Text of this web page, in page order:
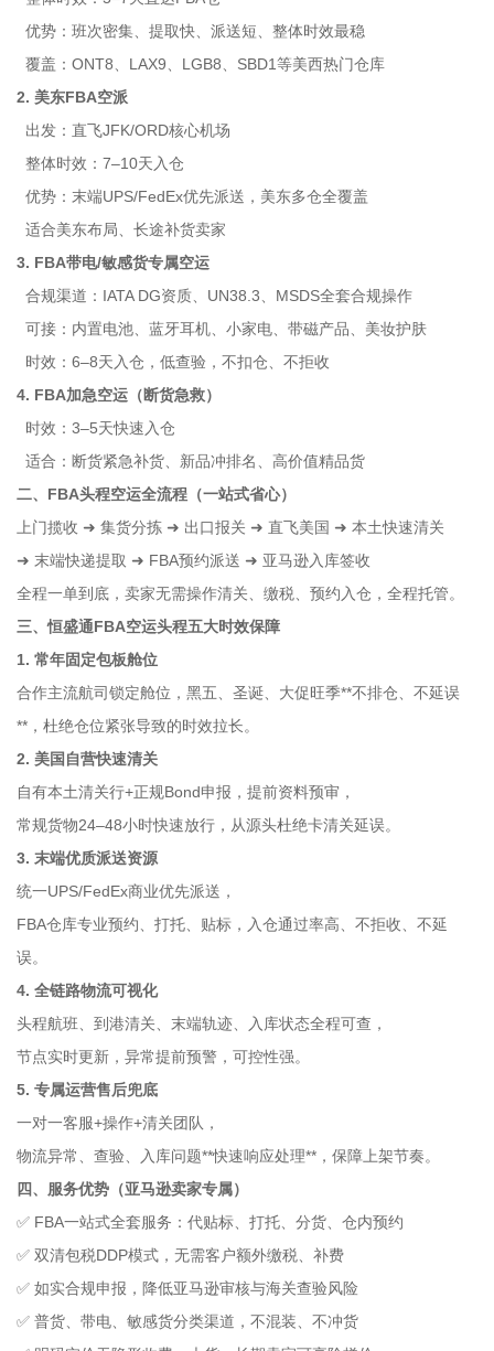
优势：班次密集、提取快、派送短、整体时效最稳
覆盖：ONT8、LAX9、LGB8、SBD1等美西热门仓库
2. 美东FBA空派
出发：直飞JFK/ORD核心机场
整体时效：7–10天入仓
优势：末端UPS/FedEx优先派送，美东多仓全覆盖
适合美东布局、长途补货卖家
3. FBA带电/敏感货专属空运
合规渠道：IATA DG资质、UN38.3、MSDS全套合规操作
可接：内置电池、蓝牙耳机、小家电、带磁产品、美妆护肤
时效：6–8天入仓，低查验，不扣仓、不拒收
4. FBA加急空运（断货急救）
时效：3–5天快速入仓
适合：断货紧急补货、新品冲排名、高价值精品货
二、FBA头程空运全流程（一站式省心）
上门揽收 ➜ 集货分拣 ➜ 出口报关 ➜ 直飞美国 ➜ 本土快速清关
➜ 末端快递提取 ➜ FBA预约派送 ➜ 亚马逊入库签收
全程一单到底，卖家无需操作清关、缴税、预约入仓，全程托管。
三、恒盛通FBA空运头程五大时效保障
1. 常年固定包板舱位
合作主流航司锁定舱位，黑五、圣诞、大促旺季**不排仓、不延误
**，杜绝仓位紧张导致的时效拉长。
2. 美国自营快速清关
自有本土清关行+正规Bond申报，提前资料预审，
常规货物24–48小时快速放行，从源头杜绝卡清关延误。
3. 末端优质派送资源
统一UPS/FedEx商业优先派送，
FBA仓库专业预约、打托、贴标，入仓通过率高、不拒收、不延
误。
4. 全链路物流可视化
头程航班、到港清关、末端轨迹、入库状态全程可查，
节点实时更新，异常提前预警，可控性强。
5. 专属运营售后兜底
一对一客服+操作+清关团队，
物流异常、查验、入库问题**快速响应处理**，保障上架节奏。
四、服务优势（亚马逊卖家专属）
✅ FBA一站式全套服务：代贴标、打托、分货、仓内预约
✅ 双清包税DDP模式，无需客户额外缴税、补费
✅ 如实合规申报，降低亚马逊审核与海关查验风险
✅ 普货、带电、敏感货分类渠道，不混装、不冲货